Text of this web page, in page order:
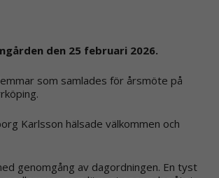
den 25 februari 2026.
som samlades för årsmöte på
Karlsson hälsade välkommen och
genomgång av dagordningen. En tyst